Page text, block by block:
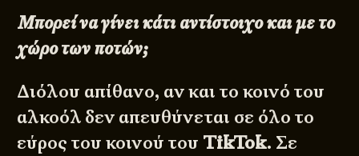
Μπορεί να γίνει κάτι αντίστοιχο και με το
χώρο των ποτών;
Διόλου απίθανο, αν και το κοινό του
αλκοόλ δεν απευθύνεται σε όλο το
εύρος του κοινού του TikTok. Σε